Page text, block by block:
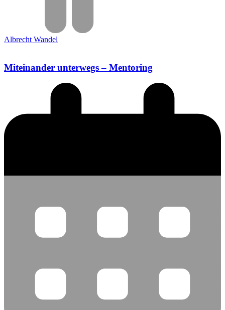
Albrecht Wandel
Miteinander unterwegs – Mentoring